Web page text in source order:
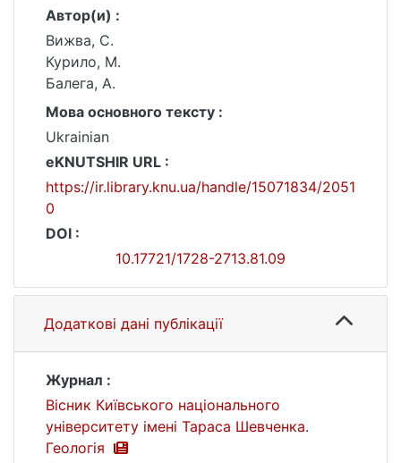
Автор(и) :
Вижва, С.
Курило, М.
Балега, А.
Мова основного тексту :
Ukrainian
eKNUTSHIR URL :
https://ir.library.knu.ua/handle/15071834/2051
0
DOI :
10.17721/1728-2713.81.09
Додаткові дані публікації
Журнал :
Вісник Київського національного
університету імені Тараса Шевченка.
Геологія